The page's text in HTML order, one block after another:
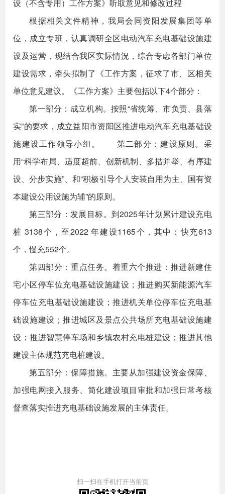
设（不含专用）工作方案》听取意见和修改过程
根据相关文件精神，我局会同资阳发展集团等单
位，成立专班，认真调研全区电动汽车充电基础设施建
设及运营，现结合我区实际情況，综合专虑各部门单位
建设需求，牵头拟制了《工作方案，征求了市、区相关
单位意见建议。《工作方案》主要包括以下4个部分：
第一部分：成立机构。按照“省统筹、市负责、县落
实”的要求，成立益阳市资阳区推进电动汽车充电基础设
施建设工作领导小组。 第二部分：建设原则。采
用“科学布局、适度超前、创新机制、多措并举、有序建
设、分步实施”、和“积极引导个人安装自用为主、国有资
本建设公用设施为辅”的原则。
第三部分：发展目标。到2025年计划累计建设充电
桩 3138个，至2022 年建设1165个，其中：快充613
个，慢充552个。
第四部分：重点任务。着重六个推进：推进新建住
宅小区停车位充电基础设施建设；推进购买新能源汽车
停车位充电基础设施建设；推进机关单位停车位充电基
础设施建设；推进城区及景点公共场所充电基础设施建
设；推进智慧停车场和乡镇农村充电桩建设；推进其他
建设主体规范充电桩建设。
第五部分：保障措施。主要从加强建设资金保障、
加强电网接入服务、简化建设顼目审批和加强日常考核
督查落实推进充电基础设施发展的主体责任。
扫一扫在手机打开当前页